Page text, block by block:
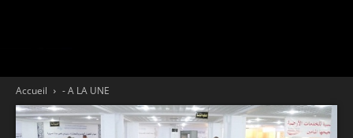
Accueil - A LA UNE